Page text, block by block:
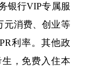
银行VIP专属服
元消费、创业等
利率。其他政
，免费入住本